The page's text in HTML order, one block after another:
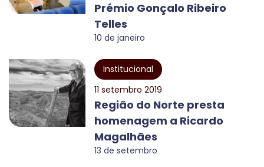
Prémio Gonçalo Ribeiro
Telles
10 de janeiro
Institucional
11 setembro 2019
Região do Norte presta
homenagem a Ricardo
Magalhães
13 de setembro